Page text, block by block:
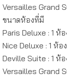
Versailles Grand
ขนาดห้องที่มี
Paris Deluxe : 1 ห้
Nice Deluxe : 1 ห้
Deville Suite : 1 ห้
Versailles Grand